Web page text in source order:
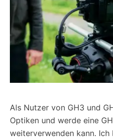
Als Nutzer von GH3 und
Optiken und werde eine
weiterverwenden kann.